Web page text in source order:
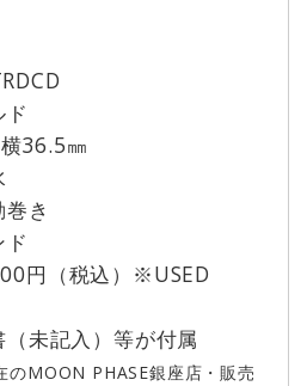
36.5㎜
き
円（税込）※USED
未記入）等が付属
MOON PHASE銀座店・販売